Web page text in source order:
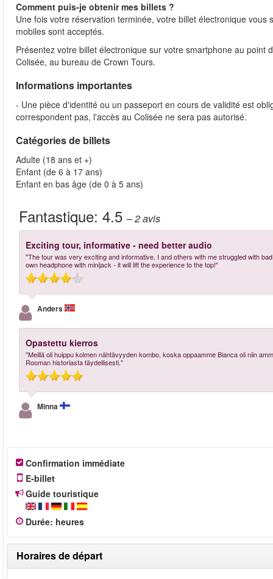
Comment puis-je obtenir mes billets ?
Une fois votre réservation terminée, votre billet électronique
mobiles sont acceptés.
Présentez votre billet électronique sur votre smartphone au
Colisée, au bureau de Crown Tours.
Informations importantes
- Une pièce d'identité ou un passeport en cours de validité est
correspondent pas, l'accès au Colisée ne sera pas autorisé.
Catégories de billets
Adulte (18 ans et +)
Enfant (de 6 à 17 ans)
Enfant en bas âge (de 0 à 5 ans)
Fantastique: 4.5 – 2avis
Exciting tour, informative - need better audio
"The tour was very exciting and informative. I and others with me struggled with
own headphone with minijack - it will lift the experience to the top!"
Anders
Opastettu kierros
"Meillä oli huippu kolmen nähtävyyden kombo, koska oppaamme Bianca oli niin
Rooman historiasta täydellisesti."
Minna
Confirmation immédiate
E-billet
Guide touristique
Durée: heures
Horaires de départ